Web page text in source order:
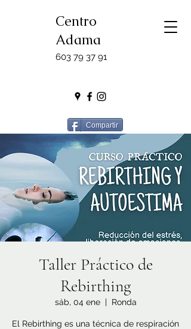
Centro
Adama
603 79 37 91
Compartir
Taller Práctico de
Rebirthing
sáb, 04 ene
  |
Ronda
El Rebirthing es una técnica de respiración